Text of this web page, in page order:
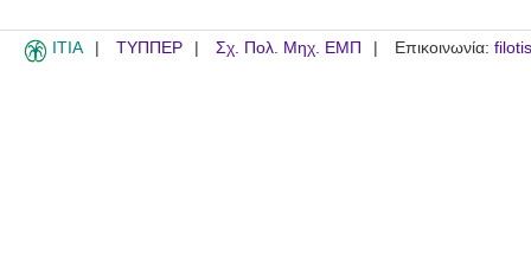
ITIA ΤΥΠΠΕΡ Σχ. Πολ. Μηχ. ΕΜΠ Επικοινωνία: